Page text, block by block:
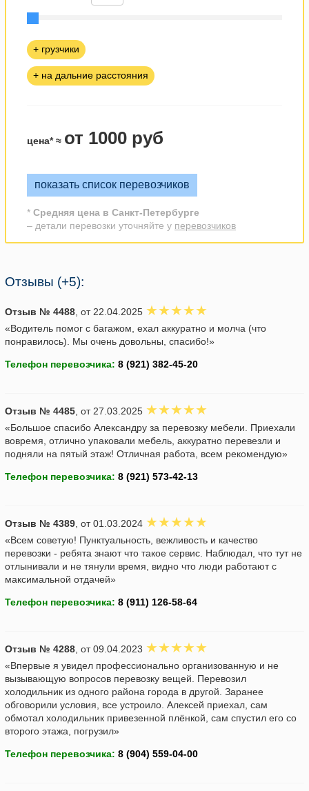
+ грузчики
+ на дальние расстояния
цена* ≈ от 1000 руб
показать список перевозчиков
* Средняя цена в Санкт-Петербурге
– детали перевозки уточняйте у перевозчиков
Отзывы (+5):
Отзыв № 4488 , от 22.04.2025
«Водитель помог с багажом, ехал аккуратно и молча (что
понравилось). Мы очень довольны, спасибо!»
Телефон перевозчика:
Отзыв № 4485 , от 27.03.2025
«Большое спасибо Александру за перевозку мебели. Приехали
вовремя, отлично упаковали мебель, аккуратно перевезли и
подняли на пятый этаж! Отличная работа, всем рекомендую»
Телефон перевозчика:
Отзыв № 4389 , от 01.03.2024
«Всем советую! Пунктуальность, вежливость и качество
перевозки - ребята знают что такое сервис. Наблюдал, что тут не
отлынивали и не тянули время, видно что люди работают с
максимальной отдачей»
Телефон перевозчика:
Отзыв № 4288 , от 09.04.2023
«Впервые я увидел профессионально организованную и не
вызывающую вопросов перевозку вещей. Перевозил
холодильник из одного района города в другой. Заранее
обговорили условия, все устроило. Алексей приехал, сам
обмотал холодильник привезенной плёнкой, сам спустил его со
второго этажа, погрузил»
Телефон перевозчика: